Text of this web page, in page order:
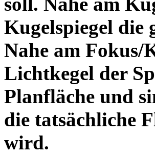
Kugelspiegel die
Nahe am
Lichtkegel der
Planfläche und
die tatsächliche
wird.